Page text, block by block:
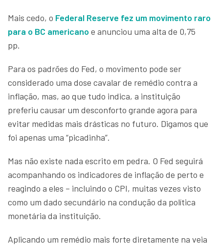
Mais cedo, o Federal Reserve fez um movimento raro
para o BC americano e anunciou uma alta de 0,75
pp.
Para os padrões do Fed, o movimento pode ser
considerado uma dose cavalar de remédio contra a
inflação, mas, ao que tudo indica, a instituição
preferiu causar um desconforto grande agora para
evitar medidas mais drásticas no futuro. Digamos que
foi apenas uma “picadinha”.
Mas não existe nada escrito em pedra. O Fed seguirá
acompanhando os indicadores de inflação de perto e
reagindo a eles – incluindo o CPI, muitas vezes visto
como um dado secundário na condução da política
monetária da instituição.
Aplicando um remédio mais forte diretamente na veia